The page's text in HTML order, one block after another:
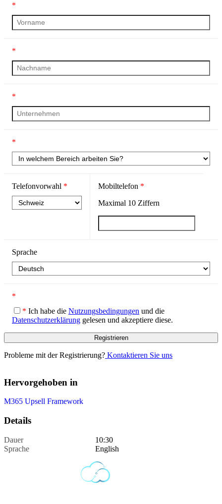
*
*
*
*
Telefonvorwahl * Mobiltelefon *
Maximal 10Ziffern
Sprache
*
* Ich habe die Nutzungsbedingungen und die
Datenschutzerklärung gelesen und akzeptiere diese.
Probleme mit der Registrierung? Kontaktieren Sie uns
Hervorgehoben in
M365 Upsell Framework
Details
Dauer
10:30
Sprache
English